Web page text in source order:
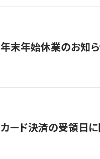
年末年始休業のお知
カード決済の受領日